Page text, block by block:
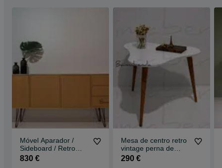
Móvel Aparador /
Sideboard / Retro
Vintage / Estilo
830 €
Mesa de centro retro
vintage perna de
palito
290 €